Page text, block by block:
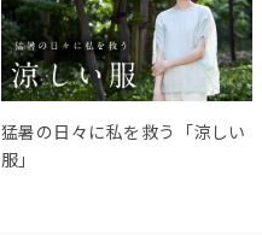
猛暑の日々に私を救う「涼しい
服」